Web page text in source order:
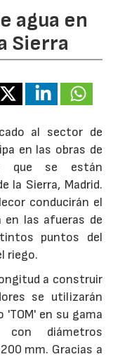
agua en
Sierra
al sector de
en las obras de
que se están
la Sierra, Madrid.
conducirán el
en las afueras de
puntos del
riego.
a construir
se utilizarán
'TOM' en su gama
diámetros
mm. Gracias a